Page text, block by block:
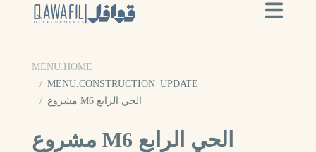
MENU.HOME
MENU.CONSTRUCTION_UPDATE
مشروع M6 الحي الرابع
مشروع M6 الحي الرابع